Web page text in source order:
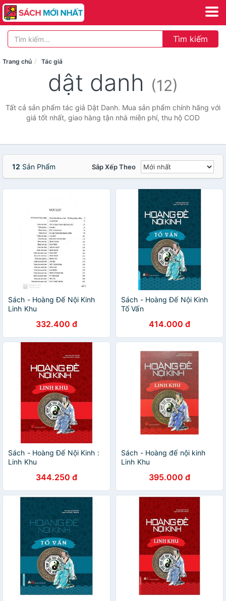
Tìm kiếm
Trang chủ Tác giả
dật danh (12)
Tất cả sản phẩm tác giả Dật Danh. Mua sản phẩm chính hãng với
giá tốt nhất, giao hàng tận nhà miễn phí, thu hộ COD
12 Sản Phẩm Sắp Xếp Theo
Sách - Hoàng Đế Nội Kinh
Linh Khu
332.400 đ
Sách - Hoàng Đế Nội Kinh
Tố Vấn
414.000 đ
Sách - Hoàng Đế Nội Kinh :
Linh Khu
344.250 đ
Sách - Hoàng đế nội kinh
Linh Khu
395.000 đ